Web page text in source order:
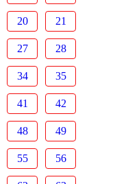
20 21
27 28
34 35
41 42
48 49
55 56